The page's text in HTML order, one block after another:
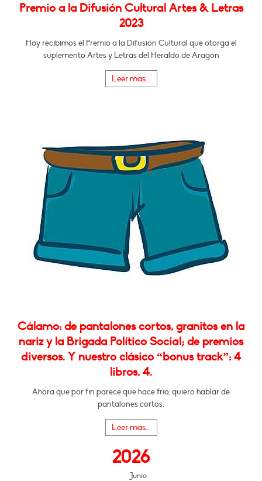
Premio a la Difusión Cultural Artes & Letras
2023
Hoy recibimos el Premio a la Difusión Cultural que otorga el
suplemento Artes y Letras del Heraldo de Aragón
Leer más...
Cálamo: de pantalones cortos, granitos en la
nariz y la Brigada Político Social; de premios
diversos. Y nuestro clásico “bonus track”: 4
libros, 4.
Ahora que por fin parece que hace frío, quiero hablar de
pantalones cortos.
Leer más...
2026
Junio